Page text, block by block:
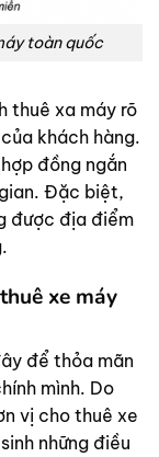
toàn quốc
thuê xa máy rõ
khách hàng.
đồng ngắn
Đặc biệt,
được địa điểm
xe máy
để thỏa mãn
mình. Do
vị cho thuê xe
những điều